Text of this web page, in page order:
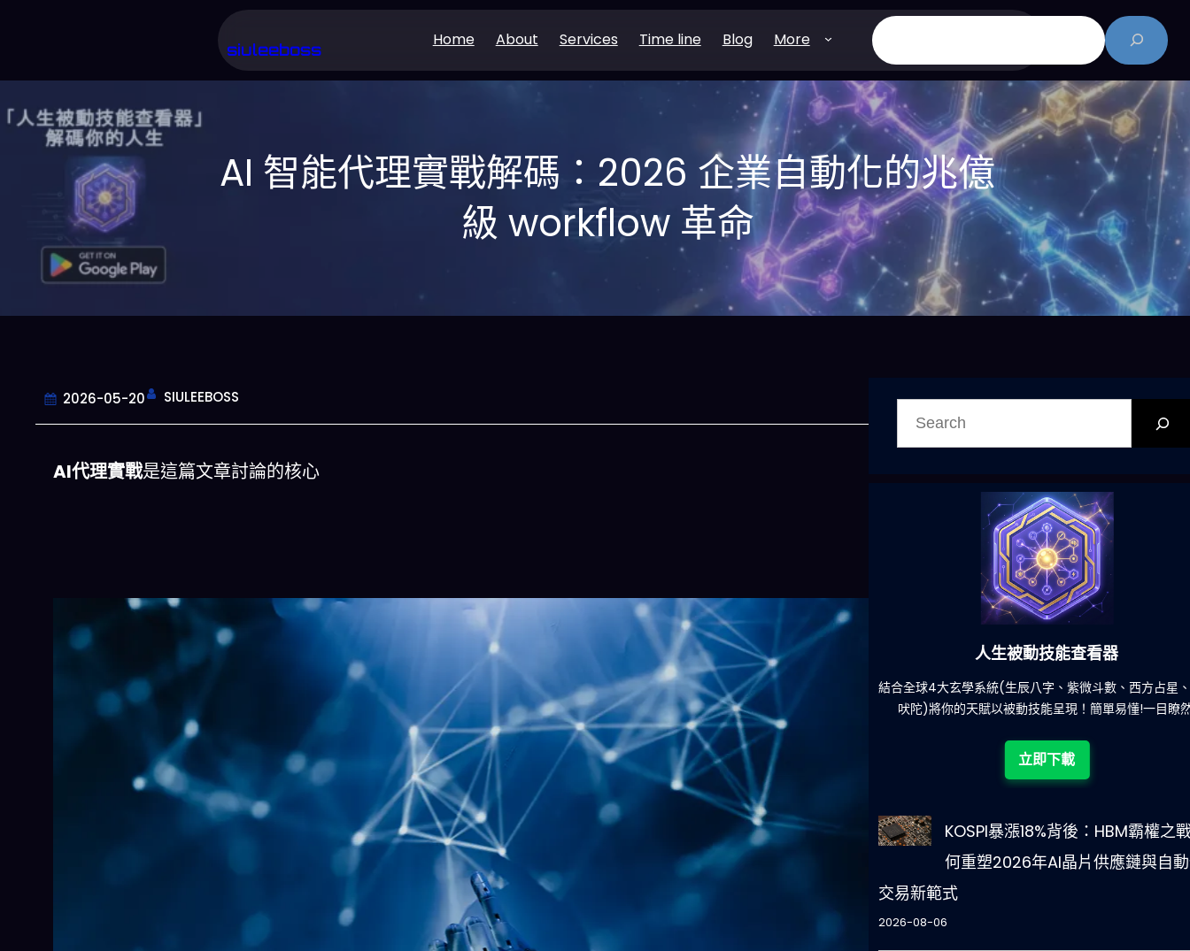
主
要
siuleeboss Home About Services Time line Blog More
搜
尋
AI 智能代理實戰解碼：2026 企業自動化的兆億
級 workflow 革命
2026-05-20 SIULEEBOSS
AI代理實戰是這篇文章討論的核心
今晚吃什麽
一鍵配搭出三餸一湯的完美晚餐組合,以後免除晚餐吃什麽的煩
惱
立即下載
人生被動技能查看器
結合全球4大玄學系統(生辰八字、紫微斗數、西方占星
吠陀)將你的天賦以被動技能呈現！簡單易懂!一目瞭
立即下載
KOSPI暴漲18%背後：HBM霸權之
何重塑2026年AI晶片供應鏈與自
交易新範式
2026-08-06